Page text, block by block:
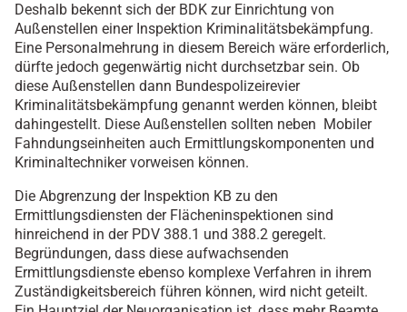
Deshalb bekennt sich der BDK zur Einrichtung von
Außenstellen einer Inspektion Kriminalitätsbekämpfung.
Eine Personalmehrung in diesem Bereich wäre erforderlich,
dürfte jedoch gegenwärtig nicht durchsetzbar sein. Ob
diese Außenstellen dann Bundespolizeirevier
Kriminalitätsbekämpfung genannt werden können, bleibt
dahingestellt. Diese Außenstellen sollten neben Mobiler
Fahndungseinheiten auch Ermittlungskomponenten und
Kriminaltechniker vorweisen können.
Die Abgrenzung der Inspektion KB zu den
Ermittlungsdiensten der Flächeninspektionen sind
hinreichend in der PDV 388.1 und 388.2 geregelt.
Begründungen, dass diese aufwachsenden
Ermittlungsdienste ebenso komplexe Verfahren in ihrem
Zuständigkeitsbereich führen können, wird nicht geteilt.